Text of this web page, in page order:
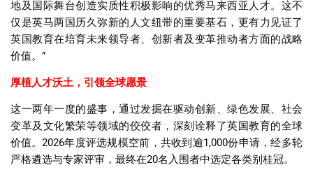
地及国际舞台创造实质性积极影响的优秀马来西亚人才。这不
仅是英马两国历久弥新的人文纽带的重要基石，更有力见证了
英国教育在培育未来领导者、创新者及变革推动者方面的战略
价值。 ”
厚植人才沃土，引领全球愿景
这一两年一度的盛事，通过发掘在驱动创新、绿色发展、社会
变革及文化繁荣等领域的佼佼者，深刻诠释了英国教育的全球
价值。 2026年度评选规模空前，共收到逾1,000份申请，经多轮
严格遴选与专家评审，最终在20名入围者中选定各类别桂冠。